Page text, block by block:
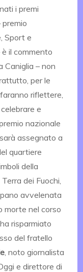
i premi
Sport e
è il commento
Caniglia – non
per le
riflettere,
e
nazionale
assegnato a
quartiere
della
dei Fuochi,
avvelenata
morte nel corso
risparmiato
del fratello
, noto giornalista
e direttore di